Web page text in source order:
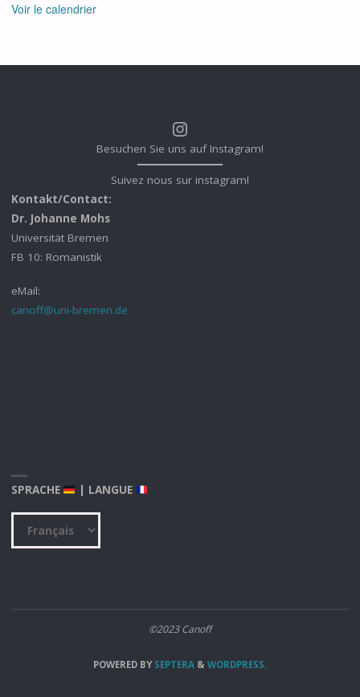
Voir le calendrier
Instagram
Besuchen Sie uns auf Instagram!
Suivez nous sur instagram!
Kontakt/Contact:
Dr. Johanne Mohs
Universität Bremen
FB 10: Romanistik
eMail:
canoff@uni-bremen.de
SPRACHE | LANGUE
©2023 Canoff
POWERED BYSEPTERA & WORDPRESS.